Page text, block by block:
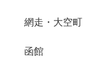
網走・大空町
函館